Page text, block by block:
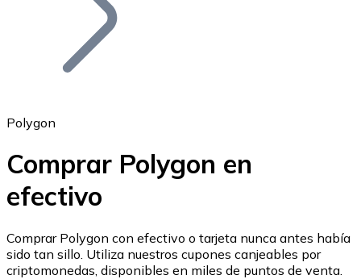
Ethereum
ETH
Polygon
Comprar Polygon en
efectivo
Comprar Polygon con efectivo o tarjeta nunca antes había
sido tan sillo. Utiliza nuestros cupones canjeables por
criptomonedas, disponibles en miles de puntos de venta.